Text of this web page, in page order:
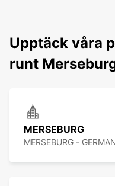
Upptäck våra
runt
MERSEBURG
MERSEBURG -